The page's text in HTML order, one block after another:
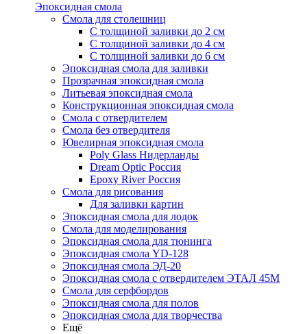
Эпоксидная смола
Смола для столешниц
С толщиной заливки до 2 см
С толщиной заливки до 4 см
С толщиной заливки до 6 см
Эпоксидная смола для заливки
Прозрачная эпоксидная смола
Литьевая эпоксидная смола
Конструкционная эпоксидная смола
Смола с отвердителем
Смола без отвердителя
Ювелирная эпоксидная смола
Poly Glass Нидерланды
Dream Optic Россия
Epoxy River Россия
Смола для рисования
Для заливки картин
Эпоксидная смола для лодок
Смола для моделирования
Эпоксидная смола для тюнинга
Эпоксидная смола YD-128
Эпоксидная смола ЭД-20
Эпоксидная смола с отвердителем ЭТАЛ 45М
Смола для серфбордов
Эпоксидная смола для полов
Эпоксидная смола для творчества
Ещё